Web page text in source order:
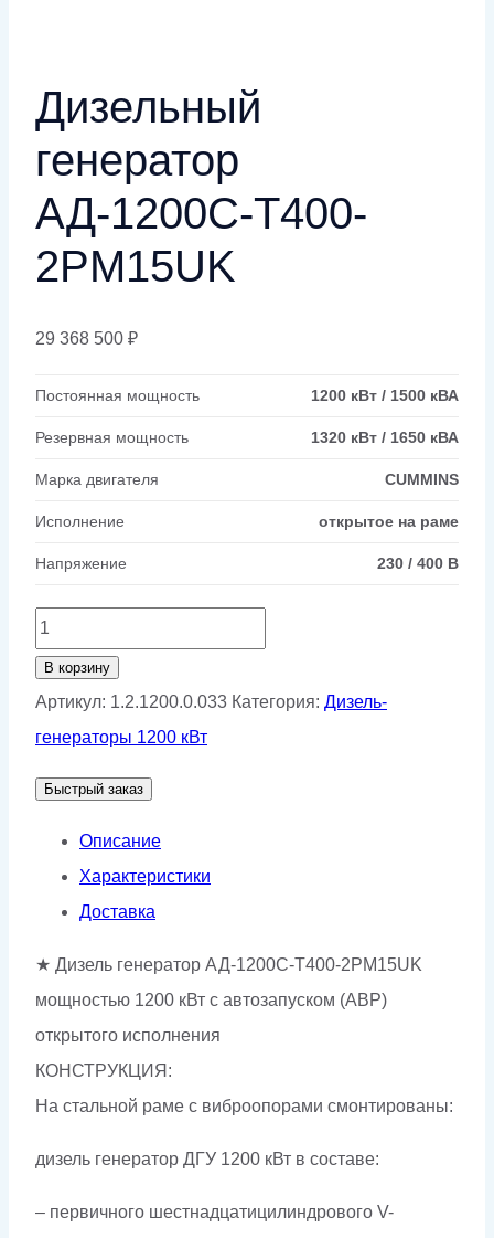
Дизельный
генератор
АД-1200С-Т400-
2РМ15UK
29 368 500 ₽
Постоянная мощность 1200 кВт / 1500 кВА
Резервная мощность 1320 кВт / 1650 кВА
Марка двигателя CUMMINS
Исполнение открытое на раме
Напряжение 230 / 400 В
Количество
товара
Дизельный
генератор
Т400-
2РМ15UK
В корзину
Артикул: 1.2.1200.0.033 Категория: Дизель-
генераторы 1200 кВт
Быстрый заказ
Описание
Характеристики
Доставка
★ Дизель генератор АД-1200С-Т400-2РМ15UK
мощностью 1200 кВт с автозапуском (АВР)
открытого исполнения
КОНСТРУКЦИЯ:
На стальной раме с виброопорами смонтированы:
дизель генератор ДГУ 1200 кВт в составе:
– первичного шестнадцатицилиндрового V-